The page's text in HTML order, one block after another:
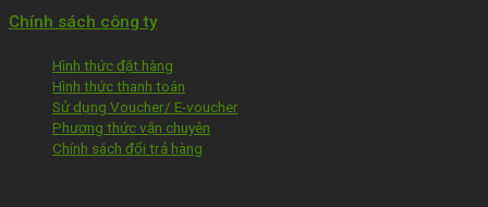
Chính sách công ty
Hình thức đặt hàng
Hình thức thanh toán
Sử dụng Voucher/ E-voucher
Phương thức vận chuyên
Chính sách đổi trả hàng